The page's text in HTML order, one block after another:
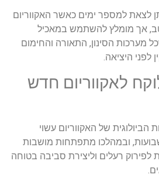
לצאת למספר ימים כאשר האקווריום
אך מומלץ להשתמש במאכיל
מערכות הסינון, התאורה והחימום
לפני היציאה.
לאקווריום חדש
של האקווריום עשוי
ובמהלכו מתפתחות מושבות
לפירוק רעלים וליצירת סביבה בטוחה